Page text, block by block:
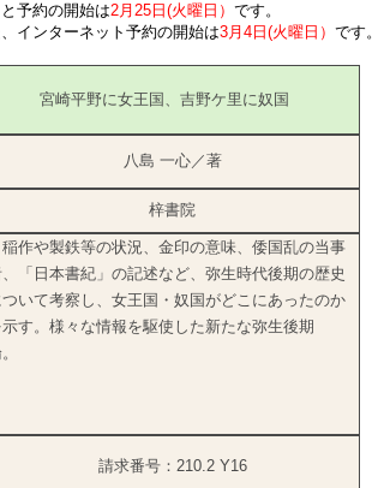
予約の開始は2月25 日(火曜日） です。
インターネット予約の開始は3月4日(火曜日） です。
宮崎平野に女王国、吉野ケ里に奴国
八島 一心／著
梓書院
作や製鉄等の状況、金印の意味、倭国乱の当事
「日本書紀」の記述など、弥生時代後期の歴史
ついて考察し、女王国・奴国がどこにあったのか
示す。様々な情報を駆使した新たな弥生後期
。
請求番号：210.2 Y16